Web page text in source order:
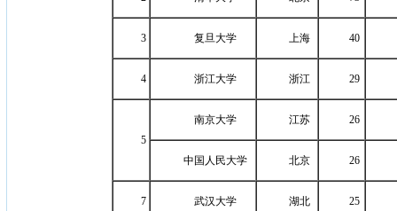
3 复旦大学 上海 40
4 浙江大学 浙江 29
5
南京大学 江苏 26
中国人民大学 北京 26
7 武汉大学 湖北 25